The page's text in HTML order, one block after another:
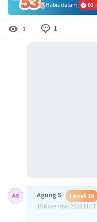
Habis dalam
01 :
1 1
Agung S Level 19
15 November 2023 11:17